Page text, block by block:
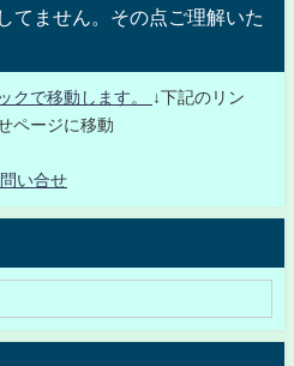
てません。その点ご理解いた
クで移動します。
↓下記のリン
ページに移動
い合せ